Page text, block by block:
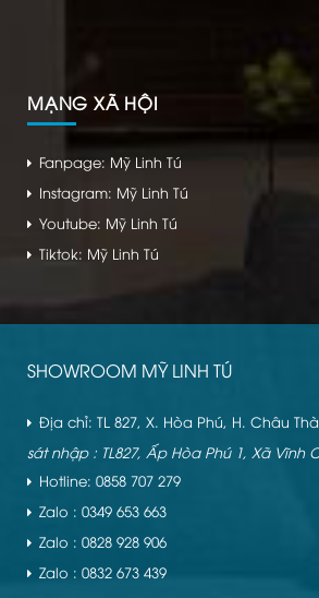
MẠNG XÃ HỘI
Fanpage: Mỹ Linh Tú
Instagram: Mỹ Linh Tú
Youtube: Mỹ Linh Tú
Tiktok: Mỹ Linh Tú
SHOWROOM MỸ LINH TÚ
Địa chỉ: TL 827, X. Hòa Phú, H. Châu
sát nhập : TL827, Ấp Hòa Phú 1, Xã Vĩnh
Hotline: 0858 707 279
Zalo : 0349 653 663
Zalo : 0828 928 906
Zalo : 0832 673 439